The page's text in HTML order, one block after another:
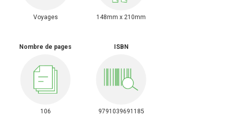
Voyages 148mm x 210mm
Nombre de pages
106
ISBN
9791039691185